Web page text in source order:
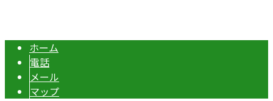
ホーム
電話
メール
マップ